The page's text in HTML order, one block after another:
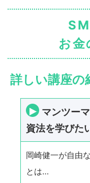
お金
詳しい講座の
マンツー
資法を学びた
岡崎健一が自由
とは…